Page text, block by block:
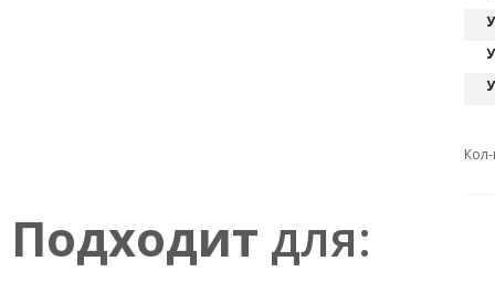
Подходит для: